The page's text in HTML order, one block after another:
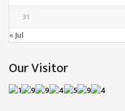
31
« Jul
Our Visitor